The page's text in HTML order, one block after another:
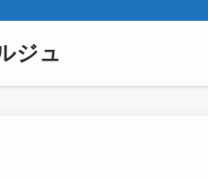
ジュ